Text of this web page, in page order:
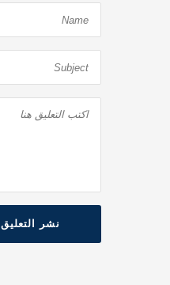
نشر التعليق